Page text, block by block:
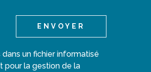
ENVOYER
un fichier informatisé
pour la gestion de la